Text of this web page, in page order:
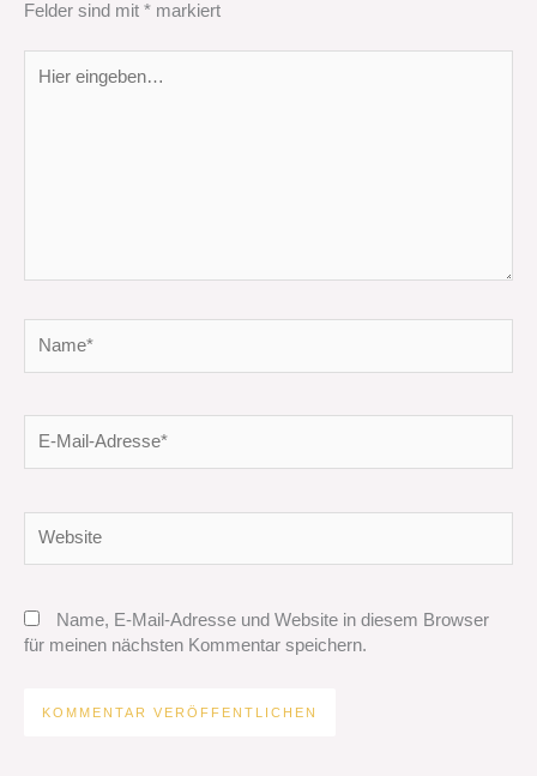
Felder sind mit * markiert
eingeben…
Mail-
Name, E-Mail-Adresse und Website in diesem Browser
für meinen nächsten Kommentar speichern.